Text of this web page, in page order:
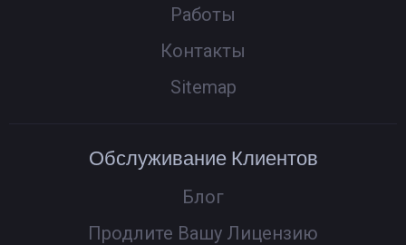
Работы
Контакты
Sitemap
Обслуживание Клиентов
Блог
Продлите Вашу Лицензию